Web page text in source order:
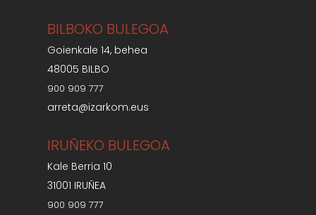
BILBOKO BULEGOA
Goienkale 14, behea
48005 BILBO
900 909 777
arreta@izarkom.eus
IRUÑEKO BULEGOA
Kale Berria 10
31001 IRUÑEA
900 909 777